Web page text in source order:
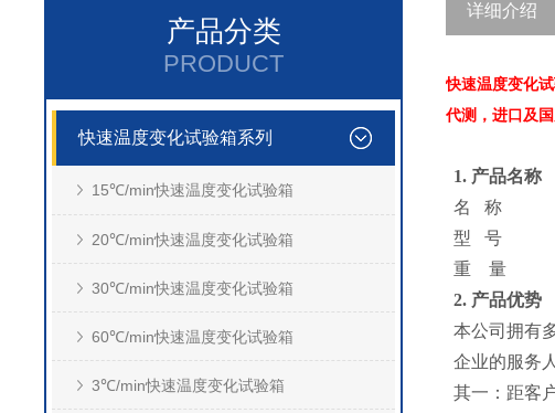
产品分类
PRODUCT
快速温度变化试验箱系列
15℃/min快速温度变化试验箱
20℃/min快速温度变化试验箱
30℃/min快速温度变化试验箱
60℃/min快速温度变化试验箱
3℃/min快速温度变化试验箱
详细介绍
快速温度变化
代测，进口及
1. 产品名称
名 称
型 号
重 量
2. 产品优势
本公司拥有
企业的服务
其一：距客